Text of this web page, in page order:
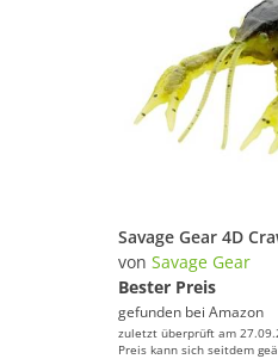
von Savage Gear
Bester Preis
gefunden bei Amazon
zuletzt überprüft am
Preis kann sich seitdem